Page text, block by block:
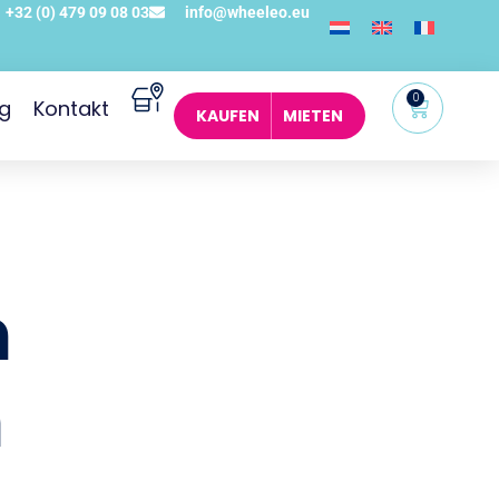
+32 (0) 479 09 08 03 info@wheeleo.eu
Kontakt KAUFEN MIETEN
0